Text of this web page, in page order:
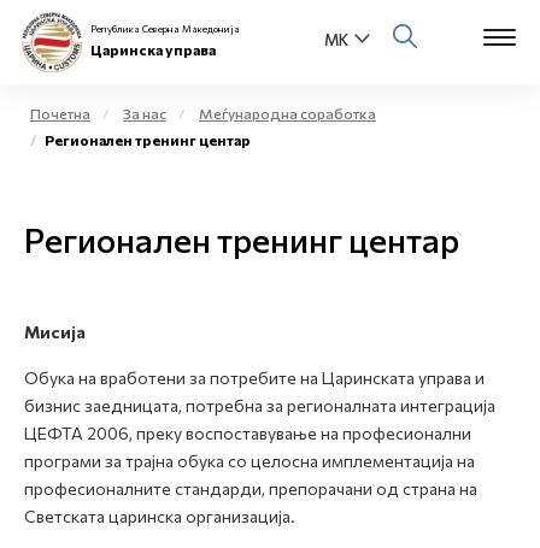
Физички лица
Open
Медиа центар
Контакт
Република Северна Македонија
Царинска управа
Почетна За нас
Меѓународна соработка
Регионален тренинг центар
Регионален тренинг центар
Мисија
Обука на вработени за потребите на Царинската управа и
бизнис заедницата, потребна за регионалната интеграција
ЦЕФТА 2006, преку воспоставување на професионални
програми за трајна обука со целосна имплементација на
професионалните стандарди, препорачани од страна на
Светската царинска организација.